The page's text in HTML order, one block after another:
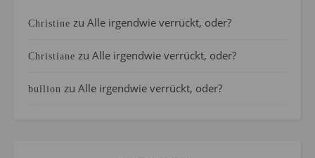
Christine zu Alle irgendwie verrückt, oder?
Christiane zu Alle irgendwie verrückt, oder?
bullion zu Alle irgendwie verrückt, oder?